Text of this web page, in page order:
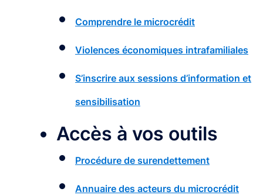
Comprendre le microcrédit
Violences économiques intrafamiliales
S’inscrire aux sessions d’information et
sensibilisation
Accès à vos outils
Procédure de surendettement
Annuaire des acteurs du microcrédit